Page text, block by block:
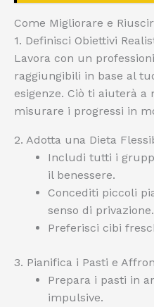
Come Migliorare e
1. Definisci Obiettivi
Lavora con un
raggiungibili in base al
esigenze. Ciò ti aiuterà
misurare i progressi in
2. Adotta una Dieta
Includi tutti i
il benessere.
Concediti piccoli
senso di privazione.
Preferisci cibi
3. Pianifica i Pasti e
Prepara i pasti in
impulsive.